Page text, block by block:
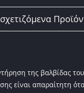
της
είναι απαραίτητη